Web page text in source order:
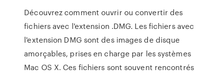
Découvrez comment ouvrir ou convertir des
fichiers avec l'extension .DMG. Les fichiers avec
l'extension DMG sont des images de disque
amorçables, prises en charge par les systèmes
Mac OS X. Ces fichiers sont souvent rencontrés